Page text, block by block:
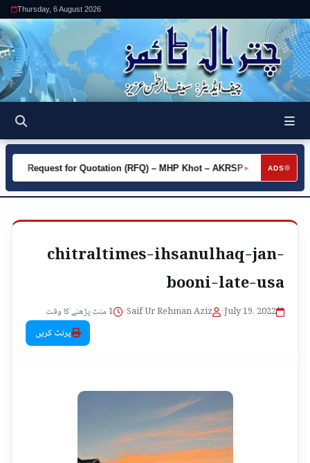
Thursday, 6 August 2026
ADS
►
Request for Quotation (RFQ) – MHP Khot – AKRSP Request
chitraltimes-ihsanulhaq-jan-
booni-late-usa
July 19, 2022
•
Saif Ur Rehman Aziz
•
1 منٹ پڑھنے کا وقت
پرنٹ کریں